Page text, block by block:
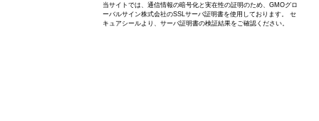
当サイトでは、通信情報の暗号化と実在性の証明のため、GMOグロ
ーバルサイン株式会社のSSLサーバ証明書を使用しております。 セ
キュアシールより、サーバ証明書の検証結果をご確認ください。